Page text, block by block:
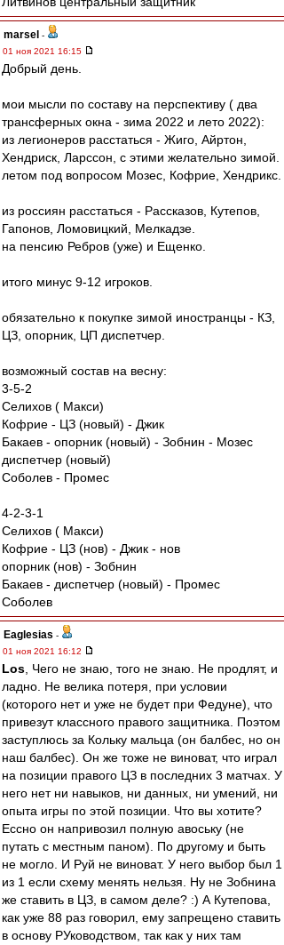
marsel -
01 ноя 2021 16:15
Добрый день.
мои мысли по составу на перспективу ( два
трансферных окна - зима 2022 и лето 2022):
из легионеров расстаться - Жиго, Айртон,
Хендриск, Ларссон, с этими желательно зимой.
летом под вопросом Мозес, Кофрие, Хендрикс.
из россиян расстаться - Рассказов, Кутепов,
Гапонов, Ломовицкий, Мелкадзе.
на пенсию Ребров (уже) и Ещенко.
итого минус 9-12 игроков.
обязательно к покупке зимой иностранцы - КЗ,
ЦЗ, опорник, ЦП диспетчер.
возможный состав на весну:
3-5-2
Селихов ( Макси)
Кофрие - ЦЗ (новый) - Джик
Бакаев - опорник (новый) - Зобнин - Мозес
диспетчер (новый)
Соболев - Промес
4-2-3-1
Селихов ( Макси)
Кофрие - ЦЗ (нов) - Джик - нов
опорник (нов) - Зобнин
Бакаев - диспетчер (новый) - Промес
Соболев
Eaglesias -
01 ноя 2021 16:12
Los , Чего не знаю, того не знаю. Не продлят, и
ладно. Не велика потеря, при условии
(которого нет и уже не будет при Федуне), что
привезут классного правого защитника. Поэтом
заступлюсь за Кольку мальца (он балбес, но он
наш балбес). Он же тоже не виноват, что играл
на позиции правого ЦЗ в последних 3 матчах. У
него нет ни навыков, ни данных, ни умений, ни
опыта игры по этой позиции. Что вы хотите?
Ессно он напривозил полную авоську (не
путать с местным паном). По другому и быть
не могло. И Руй не виноват. У него выбор был 1
из 1 если схему менять нельзя. Ну не Зобнина
же ставить в ЦЗ, в самом деле? :) А Кутепова,
как уже 88 раз говорил, ему запрещено ставить
в основу РУководством, так как у них там